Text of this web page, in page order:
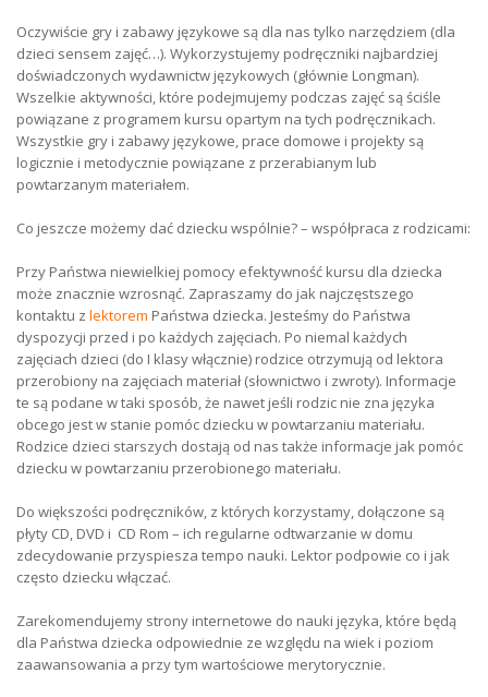
Oczywiście gry i zabawy językowe są dla nas tylko narzędziem (dla
dzieci sensem zajęć…). Wykorzystujemy podręczniki najbardziej
doświadczonych wydawnictw językowych (głównie Longman).
Wszelkie aktywności, które podejmujemy podczas zajęć są ściśle
powiązane z programem kursu opartym na tych podręcznikach.
Wszystkie gry i zabawy językowe, prace domowe i projekty są
logicznie i metodycznie powiązane z przerabianym lub
powtarzanym materiałem.
Co jeszcze możemy dać dziecku wspólnie? – współpraca z rodzicami:
Przy Państwa niewielkiej pomocy efektywność kursu dla dziecka
może znacznie wzrosnąć. Zapraszamy do jak najczęstszego
kontaktu zlektorem Państwa dziecka. Jesteśmy do Państwa
dyspozycji przed i po każdych zajęciach. Po niemal każdych
zajęciach dzieci (do I klasy włącznie) rodzice otrzymują od lektora
przerobiony na zajęciach materiał (słownictwo i zwroty). Informacje
te są podane w taki sposób, że nawet jeśli rodzic nie zna języka
obcego jest w stanie pomóc dziecku w powtarzaniu materiału.
Rodzice dzieci starszych dostają od nas także informacje jak pomóc
dziecku w powtarzaniu przerobionego materiału.
Do większości podręczników, z których korzystamy, dołączone są
płyty CD, DVD i CD Rom – ich regularne odtwarzanie w domu
zdecydowanie przyspiesza tempo nauki. Lektor podpowie co i jak
często dziecku włączać.
Zarekomendujemy strony internetowe do nauki języka, które będą
dla Państwa dziecka odpowiednie ze względu na wiek i poziom
zaawansowania a przy tym wartościowe merytorycznie.